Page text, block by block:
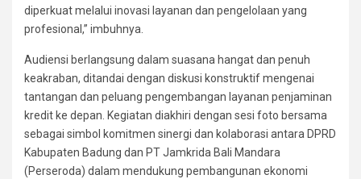
diperkuat melalui inovasi layanan dan pengelolaan yang
profesional,” imbuhnya.
Audiensi berlangsung dalam suasana hangat dan penuh
keakraban, ditandai dengan diskusi konstruktif mengenai
tantangan dan peluang pengembangan layanan penjaminan
kredit ke depan. Kegiatan diakhiri dengan sesi foto bersama
sebagai simbol komitmen sinergi dan kolaborasi antara DPRD
Kabupaten Badung dan PT Jamkrida Bali Mandara
(Perseroda) dalam mendukung pembangunan ekonomi